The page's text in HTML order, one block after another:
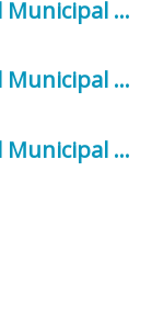
Procès-Verbal du Conseil Municipal du 21 avril 2026
Procès-Verbal du Conseil Municipal du 31 mars 2026
Procès-Verbal du Conseil Municipal du 20 mars 2026